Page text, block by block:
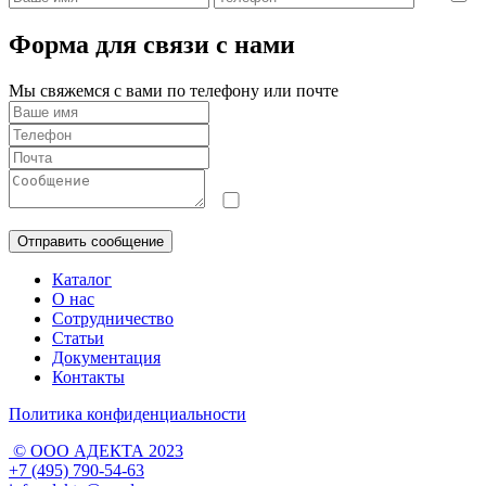
Форма для связи с нами
Мы свяжемся с вами по телефону или почте
Отправить сообщение
Каталог
О нас
Сотрудничество
Статьи
Документация
Контакты
Политика конфиденциальности
© ООО АДЕКТА 2023
+7 (495) 790-54-63